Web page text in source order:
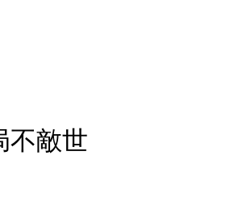
不敵世